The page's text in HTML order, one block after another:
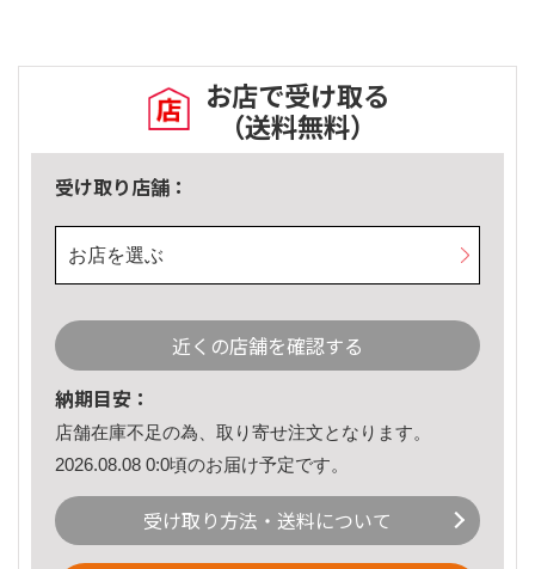
お店で受け取る
（送料無料）
受け取り店舗：
お店を選ぶ
近くの店舗を確認する
納期目安：
店舗在庫不足の為、取り寄せ注文となります。
2026.08.08 0:0頃のお届け予定です。
受け取り方法・送料について